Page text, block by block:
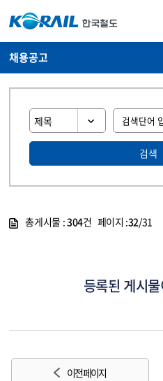
채용공고
검색
총게시물 :304건 페이지 :32/31
등록된 게시
이전 페이지